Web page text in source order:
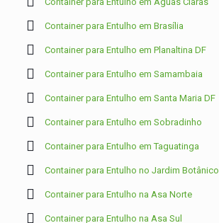
Container para Entulho em Brasília
Container para Entulho em Planaltina DF
Container para Entulho em Samambaia
Container para Entulho em Santa Maria DF
Container para Entulho em Sobradinho
Container para Entulho em Taguatinga
Container para Entulho no Jardim Botânico
Container para Entulho na Asa Norte
Container para Entulho na Asa Sul